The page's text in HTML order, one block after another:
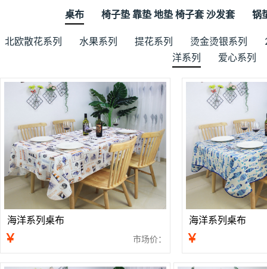
桌布 椅子垫 靠垫 地垫 椅子套 沙发套 锅
北欧散花系列 水果系列 提花系列 烫金烫银系列
洋系列
爱心系列
海洋系列桌布
￥ 市场价：
海洋系列桌布
￥